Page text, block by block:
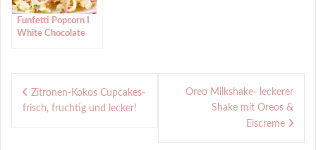
Funfetti Popcorn I
White Chocolate
Beitragsnavigation
Zitronen-Kokos Cupcakes-
frisch, fruchtig und lecker!
Oreo Milkshake- leckerer
Shake mit Oreos &
Eiscreme